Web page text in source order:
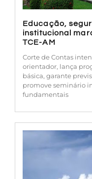
Educação,
institucional
TCE-AM
Corte de Contas
orientador, lança
básica, garante
promove seminário
fundamentais